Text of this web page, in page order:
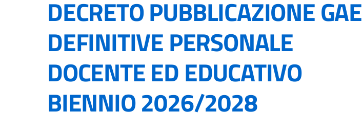
DECRETO PUBBLICAZIONE GAE
DEFINITIVE PERSONALE
DOCENTE ED EDUCATIVO
BIENNIO 2026/2028